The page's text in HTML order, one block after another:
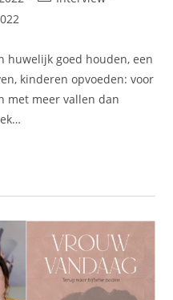
huwelijk goed houden, een
kinderen opvoeden: voor
met meer vallen dan